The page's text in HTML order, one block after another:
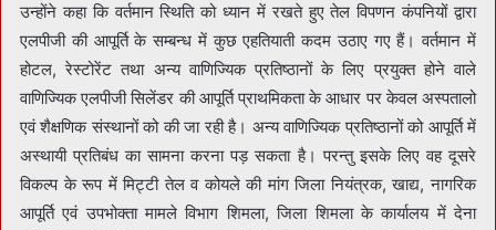
उन्होंने कहा कि वर्तमान स्थिति को ध्यान में रखते हुए तेल विपणन कंपनियों द्वारा
एलपीजी की आपूर्ति के सम्बन्ध में कुछ एहतियाती कदम उठाए गए हैं। वर्तमान में
होटल, रेस्टोरेंट तथा अन्य वाणिज्यिक प्रतिष्ठानों के लिए प्रयुक्त होने वाले
वाणिज्यिक एलपीजी सिलेंडर की आपूर्ति प्राथमिकता के आधार पर केवल अस्पतालो
एवं शैक्षणिक संस्थानों को की जा रही है। अन्य वाणिज्यिक प्रतिष्ठानों को आपूर्ति में
अस्थायी प्रतिबंध का सामना करना पड़ सकता है। परन्तु इसके लिए वह दूसरे
विकल्प के रूप में मिट्टी तेल व कोयले की मांग जिला नियंत्रक, खाद्य, नागरिक
आपूर्ति एवं उपभोक्ता मामले विभाग शिमला, जिला शिमला के कार्यालय में देना